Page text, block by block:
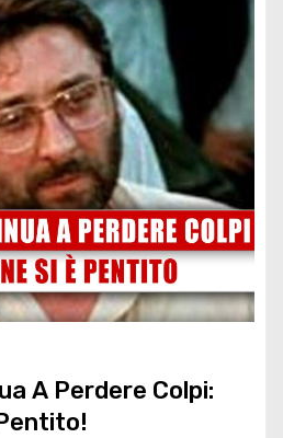
A Perdere Colpi: